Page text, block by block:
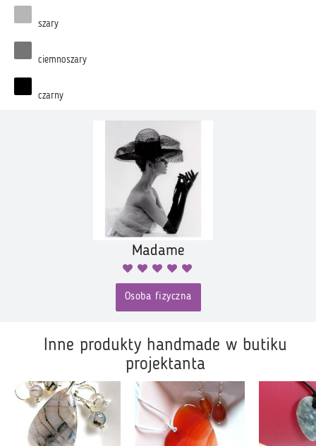
szary
ciemnoszary
czarny
Madame
Osoba fizyczna
Inne produkty handmade w butiku
projektanta